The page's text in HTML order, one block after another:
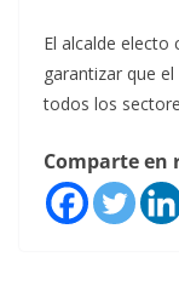
El alcalde
garantizar que
todos los
Comparte en